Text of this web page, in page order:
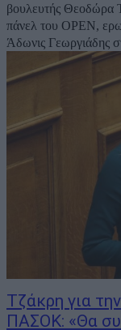
βουλευτής Θεοδώρα
πάνελ του OPEN,
Άδωνις Γεωργιάδης
Τζάκρη για
ΠΑΣΟΚ: «Θα